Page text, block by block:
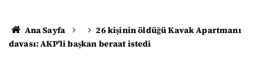
Ana Sayfa
26 kişinin öldüğü Kavak Apartmanı
davası: AKP'li başkan beraat istedi